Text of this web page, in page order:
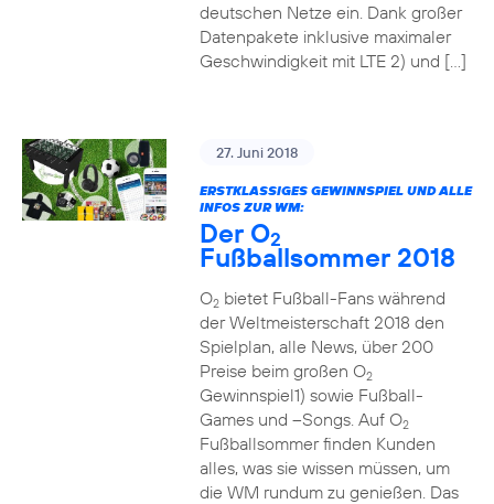
deutschen Netze ein. Dank großer
Datenpakete inklusive maximaler
Geschwindigkeit mit LTE 2) und […]
27. Juni 2018
ERSTKLASSIGES GEWINNSPIEL UND ALLE
INFOS ZUR WM:
Der O2
Fußballsommer 2018
O2bietet Fußball-Fans während
der Weltmeisterschaft 2018 den
Spielplan, alle News, über 200
Preise beim großen O2
Gewinnspiel1) sowie Fußball-
Games und –Songs. Auf O2
Fußballsommer finden Kunden
alles, was sie wissen müssen, um
die WM rundum zu genießen. Das